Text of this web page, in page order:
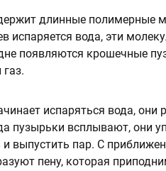
длинные полимерные
испаряется вода, эти
появляются крошечные
испаряться вода, они
пузырьки всплывают, они
и выпустить пар. С
пену, которая